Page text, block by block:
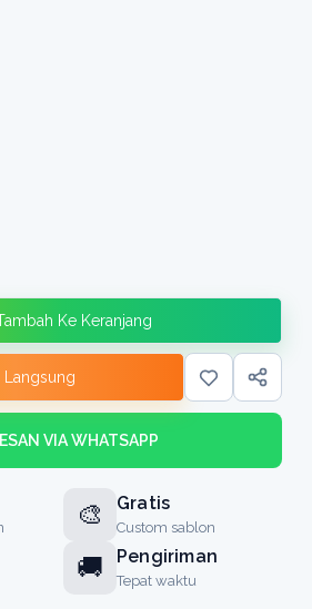
Ke Keranjang
Langsung
VIA WHATSAPP
🎨 Gratis
Custom sablon
🚚 Pengiriman
Tepat waktu